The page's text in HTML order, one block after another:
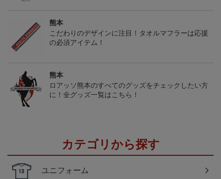
熊本
こだわりのデザインに注目！タオルマフラーは応援
の必須アイテム！
熊本
ロアッソ熊本のすべてのグッズをチェックしたい方
に！全グッズ一覧はこちら！
カテゴリから探す
ユニフォーム